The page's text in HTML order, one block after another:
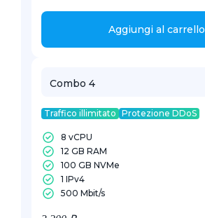
Aggiungi al carrello
Combo 4
Traffico illimitato Protezione DDoS
8 vCPU
12 GB RAM
100 GB NVMe
1 IPv4
500 Mbit/s